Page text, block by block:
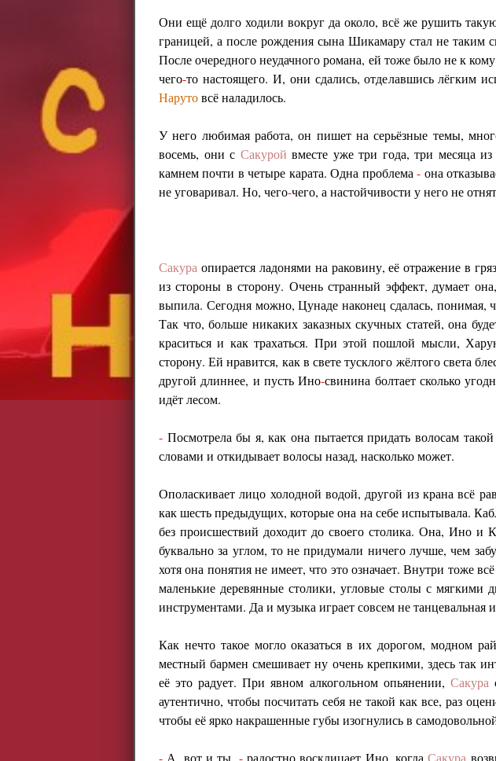
Они ещё долго ходили вокруг да около, всё же рушить
границей, а после рождения сына Шикамару стал не таким
После очередного неудачного романа, ей тоже было не к
чего-то настоящего. И, они сдались, отделавшись лёгким
Нарутовсё наладилось.
У него любимая работа, он пишет на серьёзные темы,
восемь, они с Сакурой вместе уже три года, три месяца
камнем почти в четыре карата. Одна проблема- она
не уговаривал. Но, чего-чего, а настойчивости у него не
Сакура опирается ладонями на раковину, её отражение в
из стороны в сторону. Очень странный эффект, думает
выпила. Сегодня можно, Цунаде наконец сдалась, понимая,
Так что, больше никаких заказных скучных статей, она
краситься и как трахаться. При этой пошлой мысли,
сторону. Ей нравится, как в свете тусклого жёлтого света
другой длиннее, и пусть Ино-свинина болтает сколько
идёт лесом.
- Посмотрела бы я, как она пытается придать волосам
словами и откидывает волосы назад, насколько может.
Ополаскивает лицо холодной водой, другой из крана всё
как шесть предыдущих, которые она на себе испытывала.
без происшествий доходит до своего столика. Она, Ино
буквально за углом, то не придумали ничего лучше, чем
хотя она понятия не имеет, что это означает. Внутри тоже
маленькие деревянные столики, угловые столы с
инструментами. Да и музыка играет совсем не танцевальная
Как нечто такое могло оказаться в их дорогом, модном
местный бармен смешивает ну очень крепкими, здесь так
её это радует. При явном алкогольном опьянении, Сакура
аутентично, чтобы посчитать себя не такой как все, раз
чтобы её ярко накрашенные губы изогнулись в
- А, вот и ты, -радостно восклицает Ино, когдаСакура